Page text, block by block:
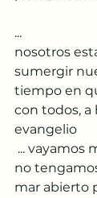
...
nosotros
sumergir
tiempo en
con todos, a
evangelio
no
mar abierto